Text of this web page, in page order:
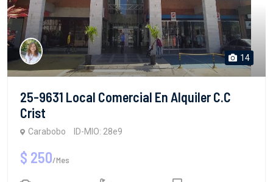
14
25-9631 Local Comercial En Alquiler C.C
Crist
Carabobo ID-MIO: 28e9
$ 250/Mes